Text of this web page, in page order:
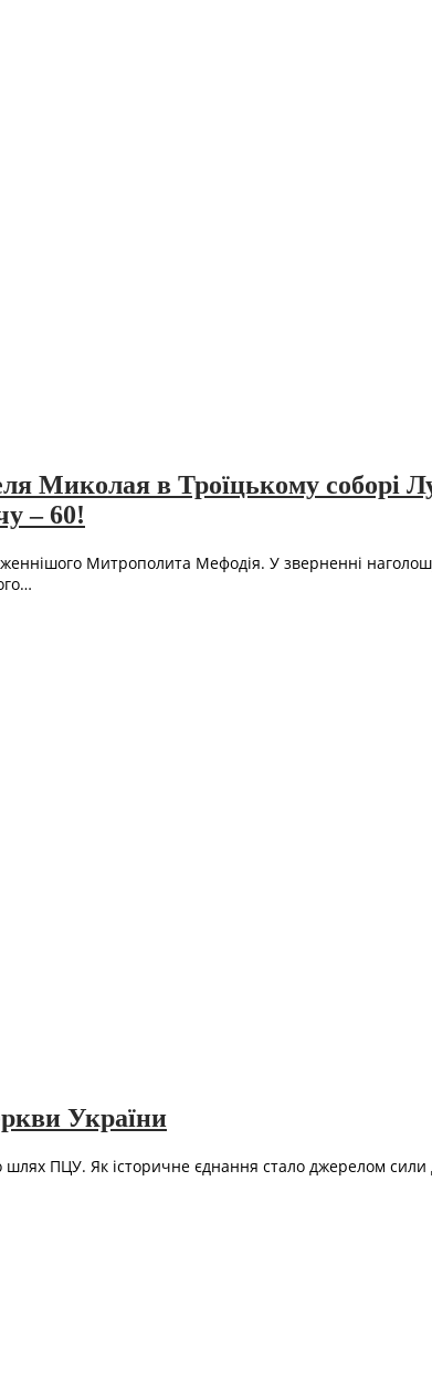
Миколая в Троїцькому соборі
– 60!
Митрополита Мефодія. У зверненні
України
шлях ПЦУ. Як історичне єднання стало джерелом